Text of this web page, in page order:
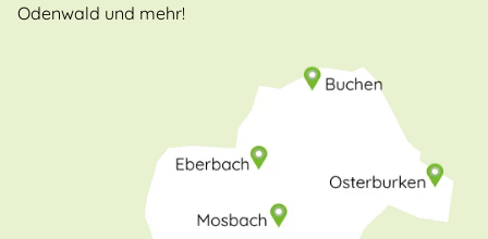
Odenwald und mehr!